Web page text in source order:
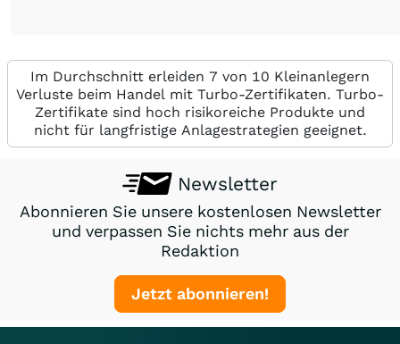
Im Durchschnitt erleiden 7 von 10 Kleinanlegern
Verluste beim Handel mit Turbo-Zertifikaten. Turbo-
Zertifikate sind hoch risikoreiche Produkte und
nicht für langfristige Anlagestrategien geeignet.
Newsletter
Abonnieren Sie unsere kostenlosen Newsletter
und verpassen Sie nichts mehr aus der
Redaktion
Jetzt abonnieren!